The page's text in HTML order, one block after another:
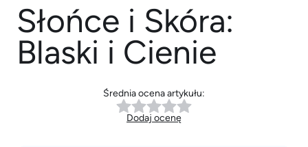
Słońce i Skóra:
Blaski i Cienie
Średnia ocena artykułu:
Dodaj ocenę